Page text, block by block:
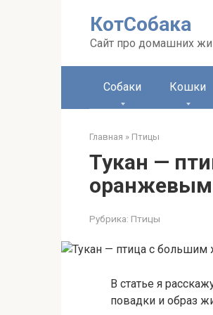
КотСобака
Сайт про домашних
Собаки Кошки
Главная » Птицы
Тукан —
Рубрика: Птицы
В статье я
повадки и образ